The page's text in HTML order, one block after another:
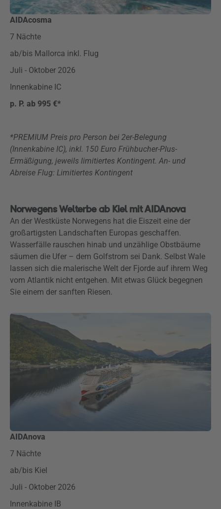
AIDAcosma
7 Nächte
ab/bis Mallorca inkl. Flug
Juli - Oktober 2026
Innenkabine IC
p. P. ab 995 €*
*PREMIUM Preis pro Person bei 2er-Belegung
(Innenkabine IC), inkl. 150 Euro Frühbucher-Plus-
Ermäßigung, jeweils limitiertes Kontingent. An- und
Abreise Flug: Limitiertes Kontingent
Norwegens Welterbe ab Kiel mit AIDAnova
An der Westküste Norwegens hat die Eiszeit eine der
großartigsten Landschaften Europas geschaffen.
Wasserfälle rauschen hinab und unzählige Obstbäume
säumen die Ufer – dem Golfstrom sei Dank. Selbst Wale
lassen sich die malerische Welt der Fjorde auf ihrem Weg
vom Atlantik nicht entgehen. Mit etwas Glück begegnen
Sie einem der sanften Riesen.
AIDAnova
7 Nächte
ab/bis Kiel
Juli - Oktober 2026
Innenkabine IB